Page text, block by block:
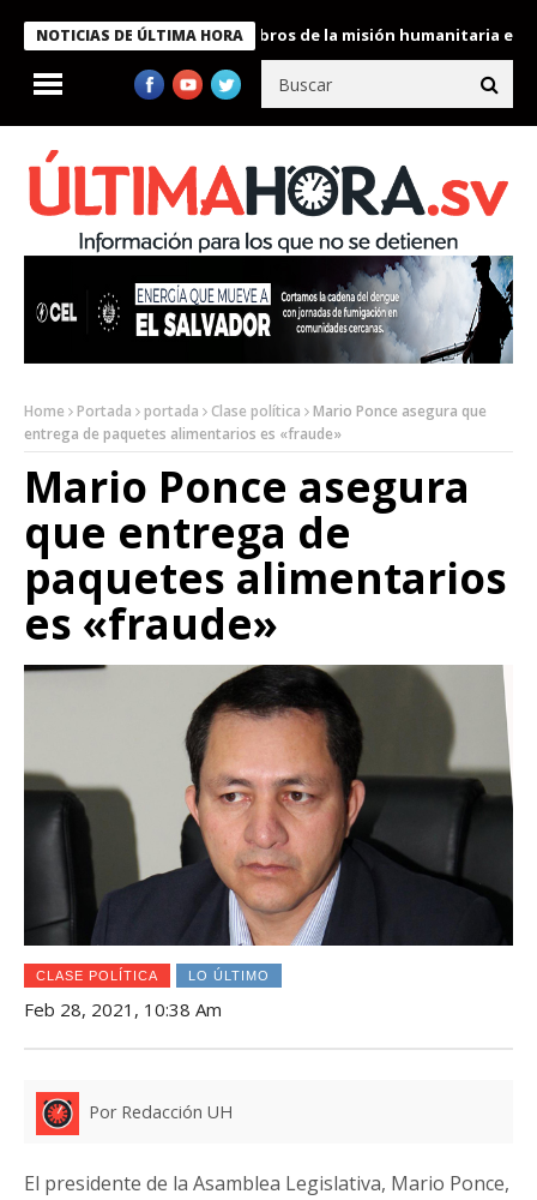
NOTICIAS DE ÚLTIMA HORA
Bukele condecora a miembros de la misión humanitaria enviada
Home Portada portada Clase política
Mario Ponce asegura que
entrega de paquetes alimentarios es «fraude»
Mario Ponce asegura
que entrega de
paquetes alimentarios
es «fraude»
CLASE POLÍTICA LO ÚLTIMO
Feb 28, 2021, 10:38 Am
Por Redacción UH
El presidente de la Asamblea Legislativa, Mario Ponce,